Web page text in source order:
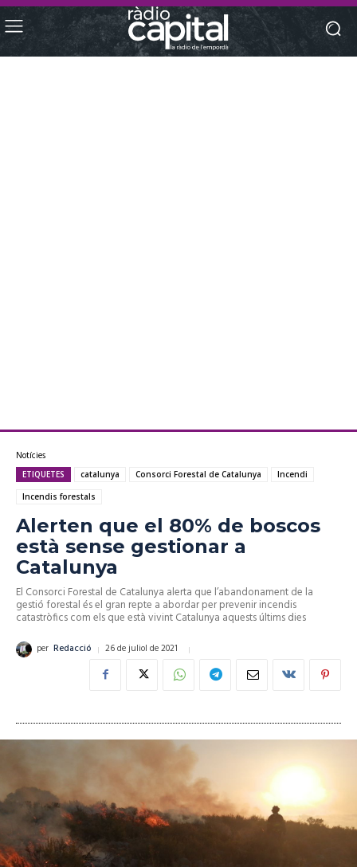
Notícies
ETIQUETES catalunya Consorci Forestal de Catalunya
Incendi
Incendis forestals
Alerten que el 80% de boscos
està sense gestionar a
Catalunya
El Consorci Forestal de Catalunya alerta que l’abandonament de la
gestió forestal és el gran repte a abordar per prevenir incendis
catastròfics com els que està vivint Catalunya aquests últims dies
per Redacció 26 de juliol de 2021